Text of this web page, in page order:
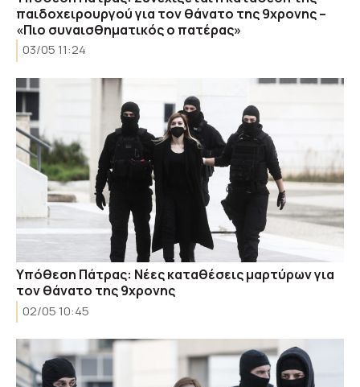
παιδοχειρουργού για τον θάνατο της 9χρονης –
«Πιο συναισθηματικός ο πατέρας»
03/05 11:24
Υπόθεση Πάτρας: Νέες καταθέσεις μαρτύρων για
τον θάνατο της 9χρονης
02/05 10:45